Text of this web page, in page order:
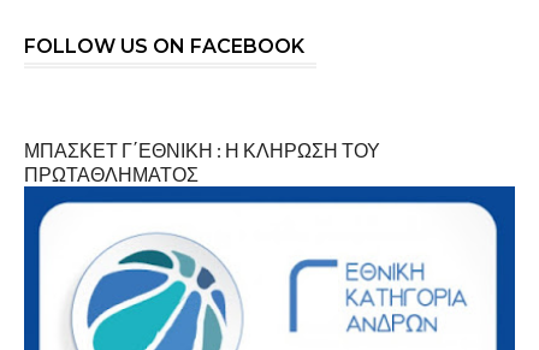
FOLLOW US ON FACEBOOK
ΜΠΑΣΚΕΤ Γ΄ΕΘΝΙΚΗ : Η ΚΛΗΡΩΣΗ ΤΟΥ
ΠΡΩΤΑΘΛΗΜΑΤΟΣ